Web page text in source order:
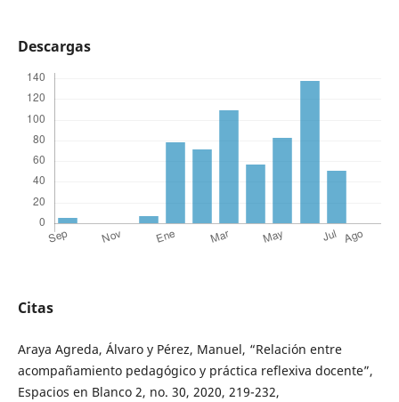
Descargas
Citas
Araya Agreda, Álvaro y Pérez, Manuel, “Relación entre
acompañamiento pedagógico y práctica reflexiva docente”,
Espacios en Blanco 2, no. 30, 2020, 219-232,